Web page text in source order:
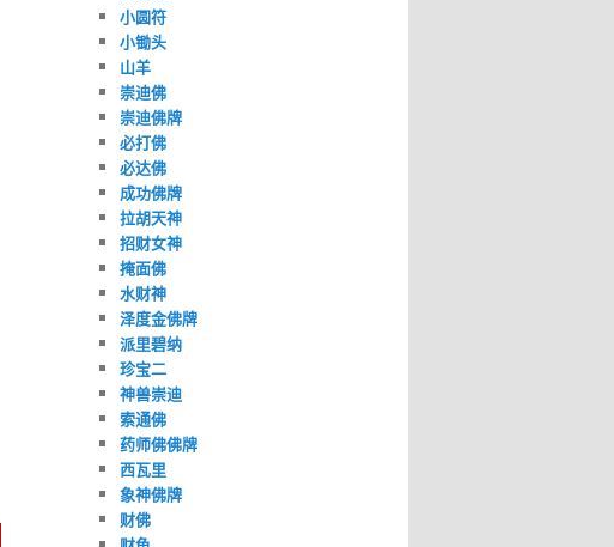
小圆符
小锄头
山羊
崇迪佛
崇迪佛牌
必打佛
必达佛
成功佛牌
拉胡天神
招财女神
掩面佛
水财神
泽度金佛牌
派里碧纳
珍宝二
神兽崇迪
索通佛
药师佛佛牌
西瓦里
象神佛牌
财佛